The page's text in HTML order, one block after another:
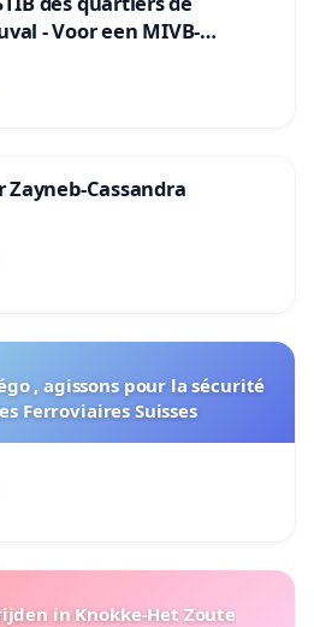
- Voor een MIVB-
Strombeek en Het
Cassandra
, agissons pour la sécurité
Ferroviaires Suisses
in Knokke-Het Zoute